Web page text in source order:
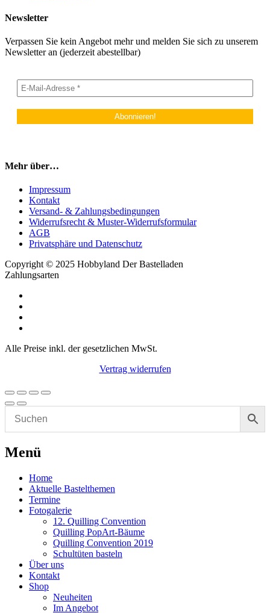
Newsletter
Verpassen Sie kein Angebot mehr und melden Sie sich zu unserem
Newsletter an (jederzeit abestellbar)
Mehr über…
Impressum
Kontakt
Versand- & Zahlungsbedingungen
Widerrufsrecht & Muster-Widerrufsformular
AGB
Privatsphäre und Datenschutz
Copyright © 2025 Hobbyland Der Bastelladen
Zahlungsarten
Alle Preise inkl. der gesetzlichen MwSt.
Vertrag widerrufen
Menü
Home
Aktuelle Bastelthemen
Termine
Fotogalerie
12. Quilling Convention
Quilling PopArt-Bäume
Quilling Convention 2019
Schultüten basteln
Über uns
Kontakt
Shop
Neuheiten
Im Angebot